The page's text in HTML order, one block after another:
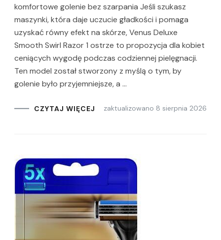
komfortowe golenie bez szarpania Jeśli szukasz
maszynki, która daje uczucie gładkości i pomaga
uzyskać równy efekt na skórze, Venus Deluxe
Smooth Swirl Razor 1 ostrze to propozycja dla kobiet
ceniących wygodę podczas codziennej pielęgnacji.
Ten model został stworzony z myślą o tym, by
golenie było przyjemniejsze, a …
CZYTAJ WIĘCEJ zaktualizowano 8 sierpnia 2026